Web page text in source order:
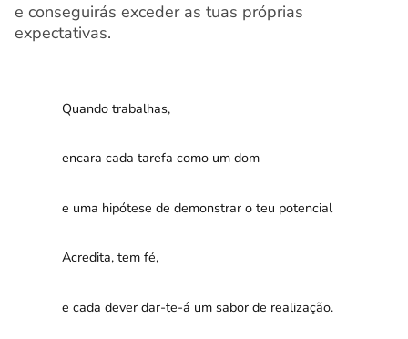
e conseguirás exceder as tuas próprias
expectativas.
Quando trabalhas,
encara cada tarefa como um dom
e uma hipótese de demonstrar o teu potencial
Acredita, tem fé,
e cada dever dar-te-á um sabor de realização.